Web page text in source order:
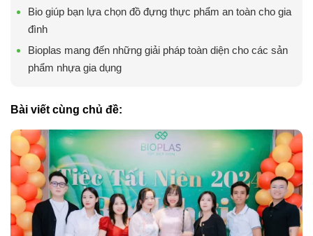
Bio giúp bạn lựa chọn đồ đựng thực phẩm an toàn cho gia
đình
Bioplas mang đến những giải pháp toàn diện cho các sản
phẩm nhựa gia dụng
Bài viết cùng chủ đề: